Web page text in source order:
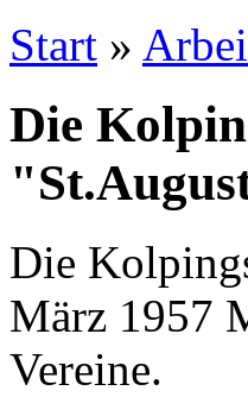
Start »
Die
Die
März 1957
Vereine.